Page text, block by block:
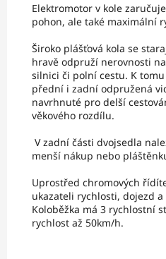
Elektromotor v kole
pohon, ale také maximální
Široko plášťová kola se
hravě odpruží nerovnosti
silnici či polní cestu. K
přední i zadní odpružená
navrhnuté pro delší
věkového rozdílu.
V zadní části dvojsedla
menší nákup nebo
Uprostřed chromových
ukazateli rychlosti, dojezd
Koloběžka má 3 rychlostní
rychlost až 50km/h.